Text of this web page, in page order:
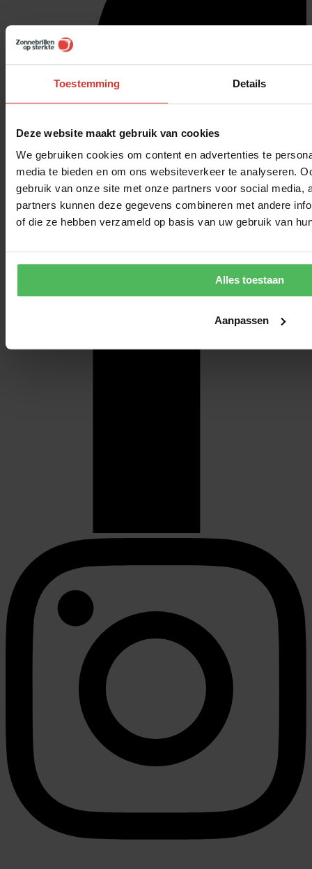
Toestemming Details
Deze website maakt gebruik van cookies
We gebruiken cookies om content en advertenties te
media te bieden en om ons websiteverkeer te analyseren.
gebruik van onze site met onze partners voor social media,
partners kunnen deze gegevens combineren met andere
of die ze hebben verzameld op basis van uw gebruik van
Alles toestaan
Aanpassen